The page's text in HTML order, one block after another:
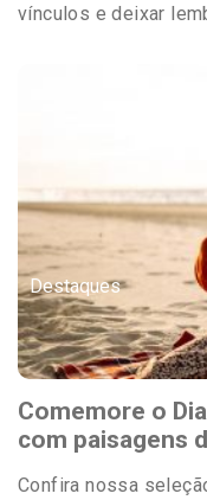
vínculos e deixar
Destaques
Comemore o
com paisagens
Confira nossa